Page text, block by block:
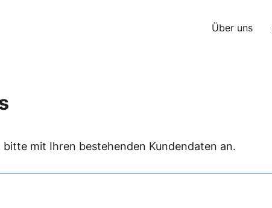
Über uns
mit Ihren bestehenden Kundendaten an.